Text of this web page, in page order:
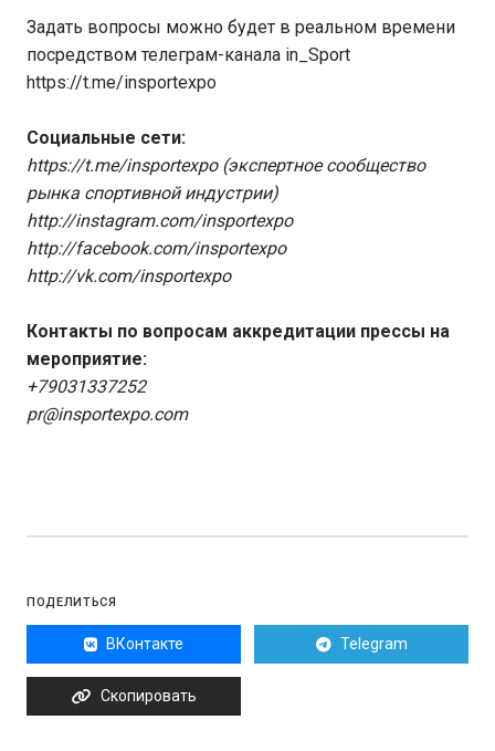
Задать вопросы можно будет в реальном времени
посредством телеграм-канала in_Sport
https://t.me/insportexpo
Социальные сети:
https://t.me/insportexpo (экспертное сообщество
рынка спортивной индустрии)
http://instagram.com/insportexpo
http://facebook.com/insportexpo
http://vk.com/insportexpo
Контакты по вопросам аккредитации прессы на
мероприятие:
+79031337252
pr@insportexpo.com
ПОДЕЛИТЬСЯ
ВКонтакте Telegram
Скопировать